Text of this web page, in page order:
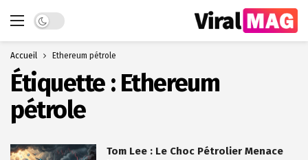
Dark mode
Accueil Ethereum pétrole
Étiquette : Ethereum
pétrole
Tom Lee : Le Choc Pétrolier Menace